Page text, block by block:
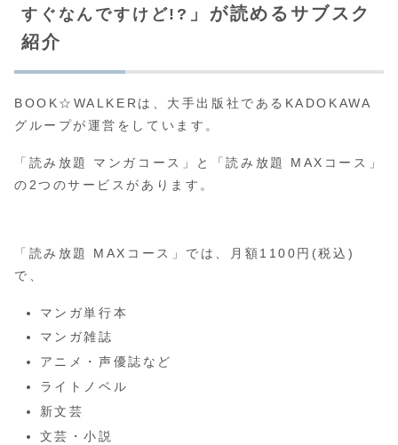
すぐなんですけど!? 」が読めるサブスク
紹介
BOOK☆WALKERは、大手出版社であるKADOKAWA
グループが運営をしています。
「読み放題 マンガコース」と「読み放題 MAXコース」
の2つのサービスがあります。
「読み放題 MAXコース」では、月額1100円(税込)
で、
マンガ単行本
マンガ雑誌
アニメ・声優誌など
ライトノベル
新文芸
文芸・小説